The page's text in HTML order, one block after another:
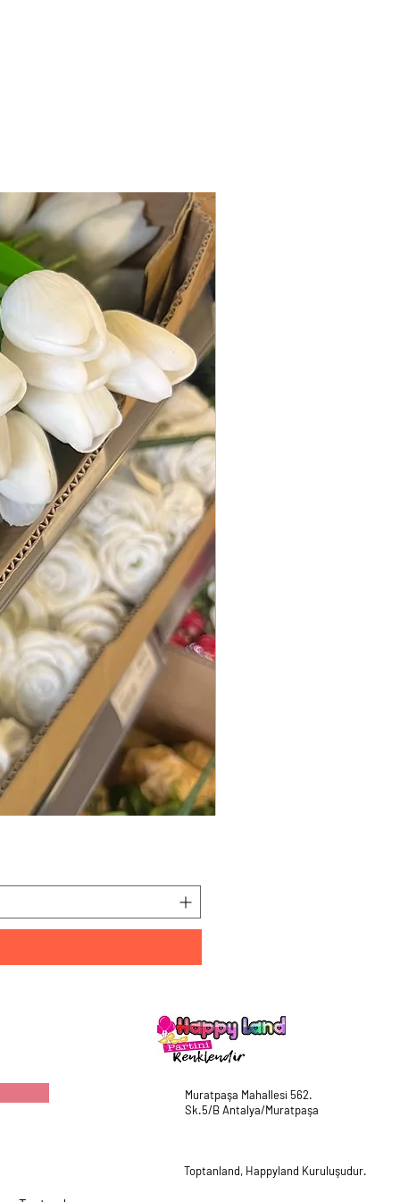
Muratpaşa Mahallesi 562.
Sk.5/B Antalya/Muratpaşa
Toptanland, Happyland Kuruluşudur.